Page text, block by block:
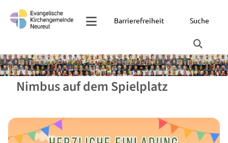
Barrierefreiheit Suche
Nimbus auf dem Spielplatz